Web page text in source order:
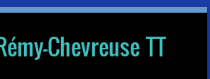
Chevreuse TT